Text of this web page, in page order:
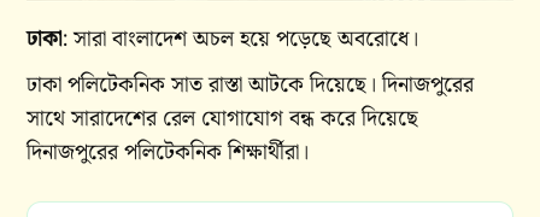
ঢাকা: সারা বাংলাদেশ অচল হয়ে পড়েছে অবরোধে।
ঢাকা পলিটেকনিক সাত রাস্তা আটকে দিয়েছে। দিনাজপুরের
সাথে সারাদেশের রেল যোগাযোগ বন্ধ করে দিয়েছে
দিনাজপুরের পলিটেকনিক শিক্ষার্থীরা।